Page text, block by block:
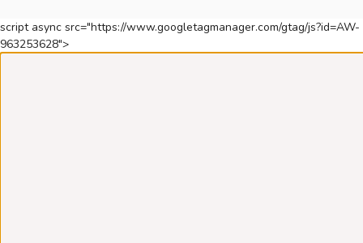
script async src="https://www.googletagmanager.com/gtag/js?id=AW-
963253628">